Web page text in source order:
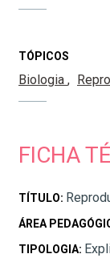
TÓPICOS
Biologia
FICHA
TÍTULO:
ÁREA
TIPOLOGIA: